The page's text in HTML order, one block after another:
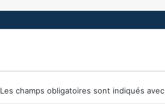
Les champs obligatoires sont indiqués avec